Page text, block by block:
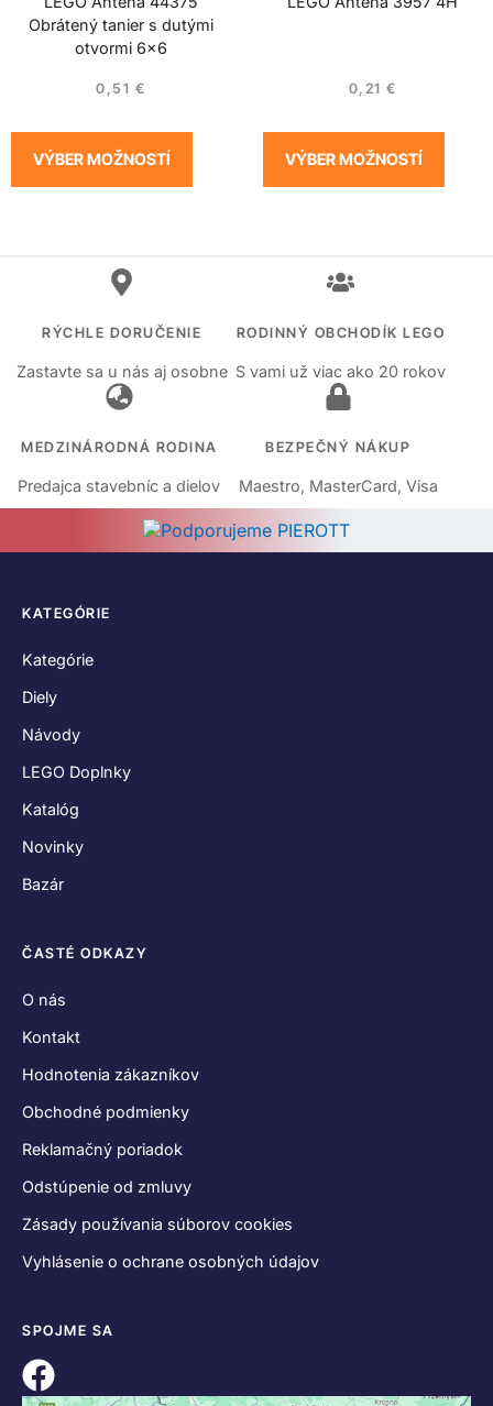
Obrátený tanier s dutými
otvormi 6×6
0,51 €
VÝBER MOŽNOSTÍ
0,21 €
VÝBER MOŽNOSTÍ
RÝCHLE DORUČENIE
Zastavte sa u nás aj osobne
RODINNÝ OBCHODÍK LEGO
S vami už viac ako 20 rokov
MEDZINÁRODNÁ RODINA
Predajca stavebníc a dielov
BEZPEČNÝ NÁKUP
Maestro, MasterCard, Visa
KATEGÓRIE
Kategórie
Diely
Návody
LEGO Doplnky
Katalóg
Novinky
Bazár
ČASTÉ ODKAZY
O nás
Kontakt
Hodnotenia zákazníkov
Obchodné podmienky
Reklamačný poriadok
Odstúpenie od zmluvy
Zásady používania súborov cookies
Vyhlásenie o ochrane osobných údajov
SPOJME SA